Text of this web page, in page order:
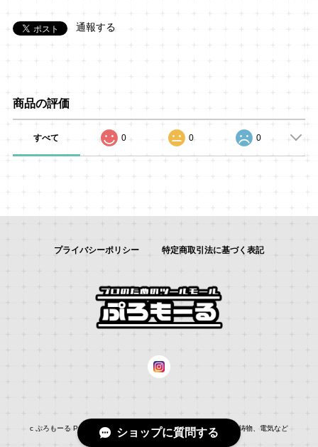
通報する
商品の評価
すべて 0 0 0
プライバシーポリシー 特定商取引法に基づく表記
c ぷろもーる ProMALL：総合通販サイト：：自動車補修、建築、鋳物、電気など
ショップに質問する